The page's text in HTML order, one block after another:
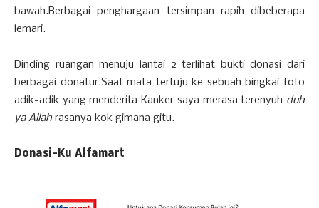
bawah.Berbagai penghargaan tersimpan rapih dibeberapa
lemari.
Dinding ruangan menuju lantai 2 terlihat bukti donasi dari
berbagai donatur.Saat mata tertuju ke sebuah bingkai foto
adik-adik yang menderita Kanker saya merasa terenyuh duh
ya Allah rasanya kok gimana gitu.
Donasi-Ku Alfamart